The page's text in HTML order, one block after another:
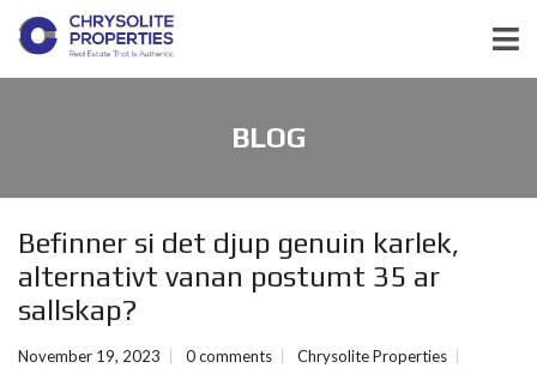
BLOG
Befinner si det djup genuin karlek,
alternativt vanan postumt 35 ar
sallskap?
November 19, 2023 0 comments
Chrysolite Properties